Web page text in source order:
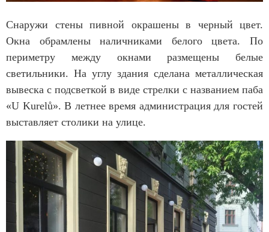
Снаружи стены пивной окрашены в черный цвет.
Окна обрамлены наличниками белого цвета. По
периметру между окнами размещены белые
светильники. На углу здания сделана металлическая
вывеска с подсветкой в виде стрелки с названием паба
«U Kurelů».В летнее время администрация для гостей
выставляет столики на улице.